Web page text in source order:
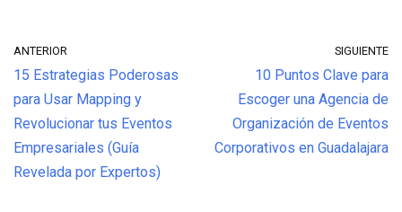
ANTERIOR
15 Estrategias Poderosas
para Usar Mapping y
Revolucionar tus Eventos
Empresariales (Guía
Revelada por Expertos)
SIGUIENTE
10 Puntos Clave para
Escoger una Agencia de
Organización de Eventos
Corporativos en Guadalajara